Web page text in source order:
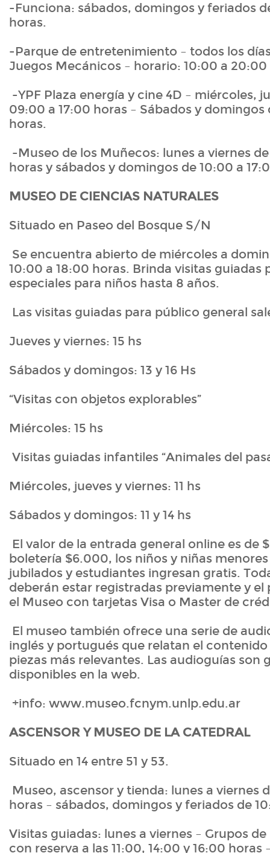
-Funciona: sábados, domingos y feriados
horas.
-Parque de entretenimiento – todos los
Juegos Mecánicos – horario: 10:00 a 20:00
-YPF Plaza energía y cine 4D – miércoles,
09:00 a 17:00 horas – Sábados y domingos
horas.
-Museo de los Muñecos: lunes a viernes
horas y sábados y domingos de 10:00 a
MUSEO DE CIENCIAS NATURALES
Situado en Paseo del Bosque S/N
Se encuentra abierto de miércoles a
10:00 a 18:00 horas. Brinda visitas guiadas
especiales para niños hasta 8 años.
Las visitas guiadas para público general
Jueves y viernes: 15 hs
Sábados y domingos: 13 y 16 Hs
“Visitas con objetos explorables”
Miércoles: 15 hs
Visitas guiadas infantiles “Animales del
Miércoles, jueves y viernes: 11 hs
Sábados y domingos: 11 y 14 hs
El valor de la entrada general online es de
boletería $6.000, los niños y niñas menores
jubilados y estudiantes ingresan gratis.
deberán estar registradas previamente y el
el Museo con tarjetas Visa o Master de
El museo también ofrece una serie de
inglés y portugués que relatan el contenido
piezas más relevantes. Las audioguías son
disponibles en la web.
+info: www.museo.fcnym.unlp.edu.ar
ASCENSOR Y MUSEO DE LA CATEDRAL
Situado en 14 entre 51 y 53.
Museo, ascensor y tienda: lunes a viernes
horas – sábados, domingos y feriados de
Visitas guiadas: lunes a viernes – Grupos de
con reserva a las 11:00, 14:00 y 16:00